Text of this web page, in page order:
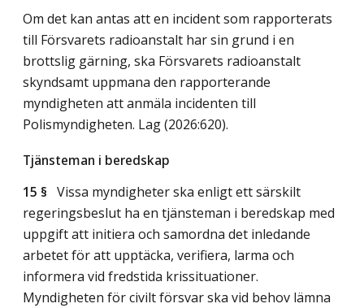
Om det kan antas att en incident som rapporterats
till Försvarets radioanstalt har sin grund i en
brottslig gärning, ska Försvarets radioanstalt
skyndsamt uppmana den rapporterande
myndigheten att anmäla incidenten till
Polismyndigheten. Lag (2026:620).
Tjänsteman i beredskap
15 § Vissa myndigheter ska enligt ett särskilt
regeringsbeslut ha en tjänsteman i beredskap med
uppgift att initiera och samordna det inledande
arbetet för att upptäcka, verifiera, larma och
informera vid fredstida krissituationer.
Myndigheten för civilt försvar ska vid behov lämna